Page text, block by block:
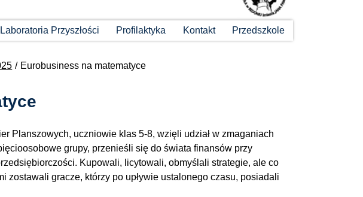
Przyszłości Profilaktyka Kontakt Przedszkole
Eurobusiness na matematyce
Planszowych, uczniowie klas 5-8, wzięli udział w zmaganiach
grupy, przenieśli się do świata finansów przy
Kupowali, licytowali, obmyślali strategie, ale co
gracze, którzy po upływie ustalonego czasu, posiadali